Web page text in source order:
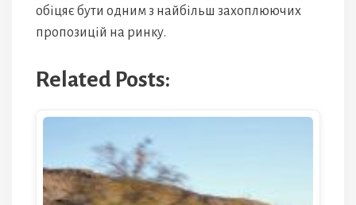
обіцяє бути одним з найбільш захоплюючих
пропозицій на ринку.
Related Posts: